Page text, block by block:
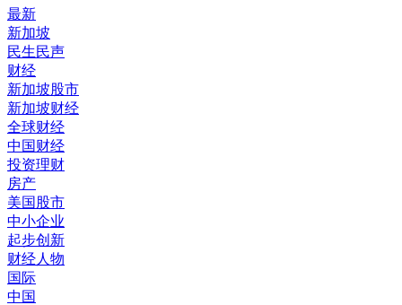
最新
新加坡
民生民声
财经
新加坡股市
新加坡财经
全球财经
中国财经
投资理财
房产
美国股市
中小企业
起步创新
财经人物
国际
中国